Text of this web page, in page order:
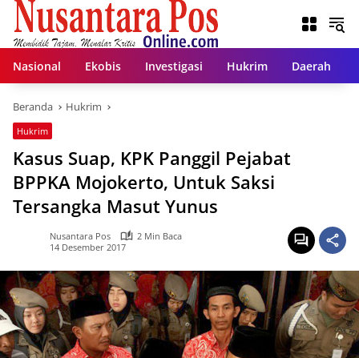
Langsung
konten
Nasional
Ekobis Investigasi Hukrim Daerah
Beranda Hukrim
Hukrim
Kasus Suap, KPK Panggil Pejabat
BPPKA Mojokerto, Untuk Saksi
Tersangka Masut Yunus
Nusantara Pos
2 Min Baca
14 Desember 2017